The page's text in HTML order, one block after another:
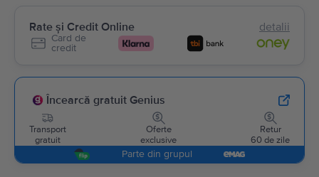
Rate și Credit Online detalii
Card de
credit
Încearcă gratuit Genius
Transport
gratuit
Oferte
exclusive
Retur
60 de zile
Parte din grupul